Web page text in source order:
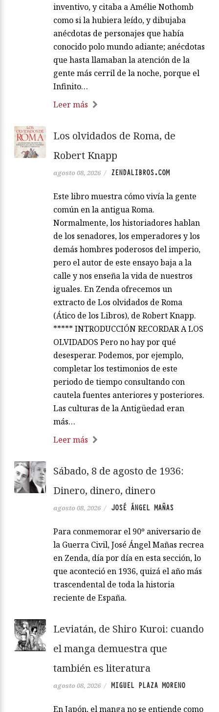
inventivo, y citaba a Amélie Nothomb
como si la hubiera leído, y dibujaba
anécdotas de personajes que había
conocido polo mundo adiante; anécdotas
que hasta llamaban la atención de la
gente más cerril de la noche, porque el
Infinito…
Leer más
Los olvidados de Roma, de
Robert Knapp
agosto 08, 2026 / ZENDALIBROS.COM
Este libro muestra cómo vivía la gente
común en la antigua Roma.
Normalmente, los historiadores hablan
de los senadores, los emperadores y los
demás hombres poderosos del imperio,
pero el autor de este ensayo baja a la
calle y nos enseña la vida de nuestros
iguales. En Zenda ofrecemos un
extracto de Los olvidados de Roma
(Ático de los Libros), de Robert Knapp.
***** INTRODUCCIÓN RECORDAR A LOS
OLVIDADOS Pero no hay por qué
desesperar. Podemos, por ejemplo,
completar los testimonios de este
periodo de tiempo consultando con
cautela fuentes anteriores y posteriores.
Las culturas de la Antigüedad eran
más…
Leer más
Sábado, 8 de agosto de 1936:
Dinero, dinero, dinero
agosto 08, 2026 / JOSÉ ÁNGEL MAÑAS
Para conmemorar el 90º aniversario de
la Guerra Civil, José Ángel Mañas recrea
en Zenda, día por día en esta sección, lo
que aconteció en 1936, quizá el año más
trascendental de toda la historia
reciente de España.
Leviatán, de Shiro Kuroi: cuando
el manga demuestra que
también es literatura
agosto 08, 2026 / MIGUEL PLAZA MORENO
En Japón, el manga no se entiende como